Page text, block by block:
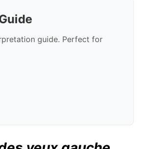
guide. Perfect for